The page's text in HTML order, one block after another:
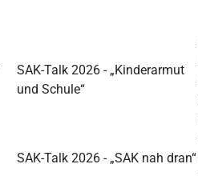
SAK-Talk 2026 - „Kinderarmut
und Schule“
SAK-Talk 2026 - „SAK nah dran“